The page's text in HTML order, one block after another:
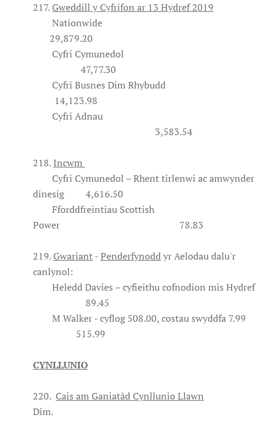
217.Gweddill y Cyfrifon ar 13 Hydref 2019
Nationwide
29,879.20
Cyfri Cymunedol
47,77.30
Cyfri Busnes Dim Rhybudd
14,123.98
Cyfri Adnau
3,583.54
218.Incwm
Cyfri Cymunedol – Rhent tirlenwi ac amwynder
dinesig 4,616.50
Fforddfreintiau Scottish
Power 78.83
219.Gwariant-Penderfynoddyr Aelodau dalu'r
canlynol:
Heledd Davies – cyfieithu cofnodion mis Hydref
89.45
M Walker - cyflog 508.00, costau swyddfa 7.99
515.99
CYNLLUNIO
220. Cais am Ganiatâd Cynllunio Llawn
Dim.